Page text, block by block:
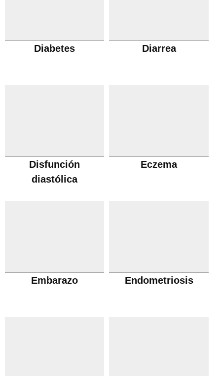
Diabetes Diarrea
Disfunción
diastólica
Eczema
Embarazo Endometriosis